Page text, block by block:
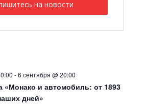
-6 сентября @ 20:00
«Монако и автомобиль: от 1893
дней»